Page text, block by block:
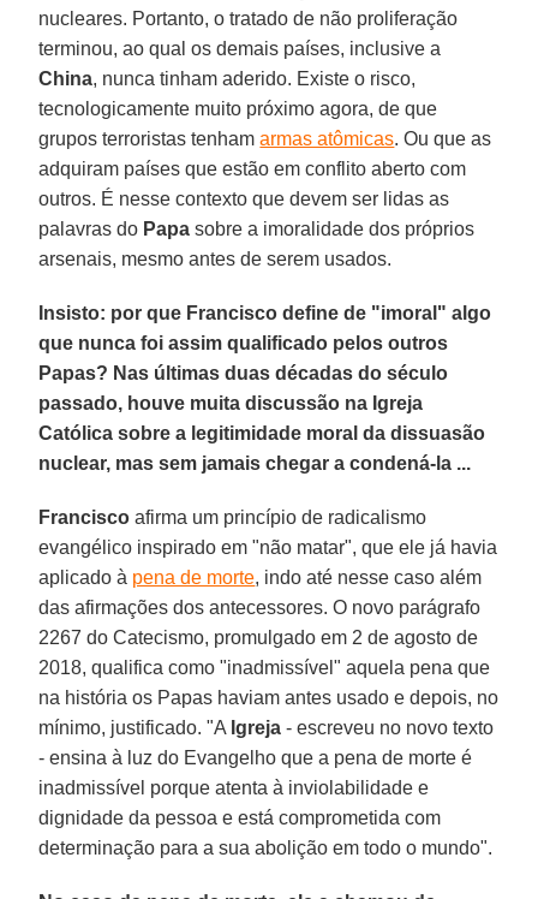
nucleares. Portanto, o tratado de não proliferação
terminou, ao qual os demais países, inclusive a
China, nunca tinham aderido. Existe o risco,
tecnologicamente muito próximo agora, de que
grupos terroristas tenhamarmas atômicas. Ou que as
adquiram países que estão em conflito aberto com
outros. É nesse contexto que devem ser lidas as
palavras do Papa sobre a imoralidade dos próprios
arsenais, mesmo antes de serem usados.
Insisto: por que Francisco define de "imoral" algo
que nunca foi assim qualificado pelos outros
Papas? Nas últimas duas décadas do século
passado, houve muita discussão na Igreja
Católica sobre a legitimidade moral da dissuasão
nuclear, mas sem jamais chegar a condená-la ...
Francisco afirma um princípio de radicalismo
evangélico inspirado em "não matar", que ele já havia
aplicado à pena de morte, indo até nesse caso além
das afirmações dos antecessores. O novo parágrafo
2267 do Catecismo, promulgado em 2 de agosto de
2018, qualifica como "inadmissível" aquela pena que
na história os Papas haviam antes usado e depois, no
mínimo, justificado. "A Igreja - escreveu no novo texto
- ensina à luz do Evangelho que a pena de morte é
inadmissível porque atenta à inviolabilidade e
dignidade da pessoa e está comprometida com
determinação para a sua abolição em todo o mundo".